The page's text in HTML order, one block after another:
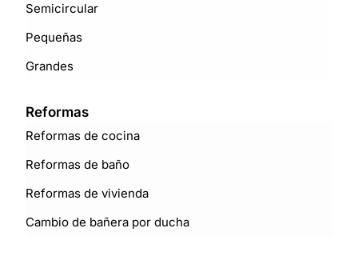
Semicircular
Pequeñas
Grandes
Reformas
Reformas de cocina
Reformas de baño
Reformas de vivienda
Cambio de bañera por ducha